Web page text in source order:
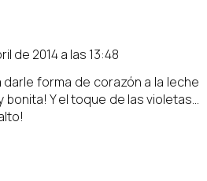
de 2014 a las 13:48
darle forma de corazón a la leche
bonita! Y el toque de las violetas...